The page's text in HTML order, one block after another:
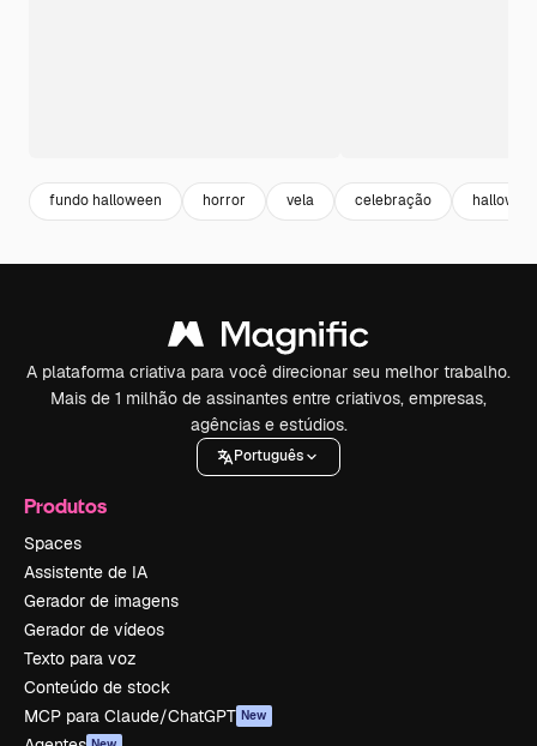
fundo halloween horror vela celebração
A plataforma criativa para você direcionar seu melhor trabalho.
Mais de 1 milhão de assinantes entre criativos, empresas,
agências e estúdios.
Português
Produtos
Spaces
Assistente de IA
Gerador de imagens
Gerador de vídeos
Texto para voz
Conteúdo de stock
MCP para Claude/ChatGPT New